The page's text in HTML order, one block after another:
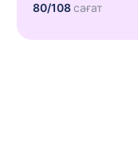
80/108сағат